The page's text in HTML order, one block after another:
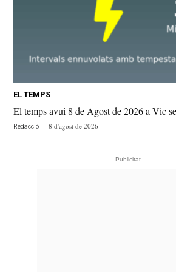
EL TEMPS
El temps avui 8 de Agost de 2026 a Vic
Redacció - 8 d'agost de 2026
- Publicitat -